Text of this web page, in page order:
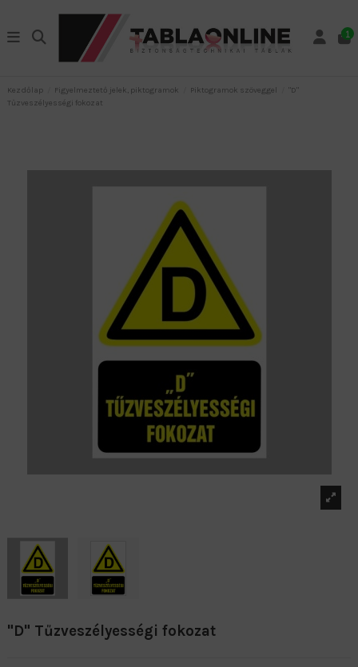
1
Kezdőlap Figyelmeztető jelek, piktogramok Piktogramok szöveggel
"D"
Tűzveszélyességi fokozat
"D" Tűzveszélyességi fokozat